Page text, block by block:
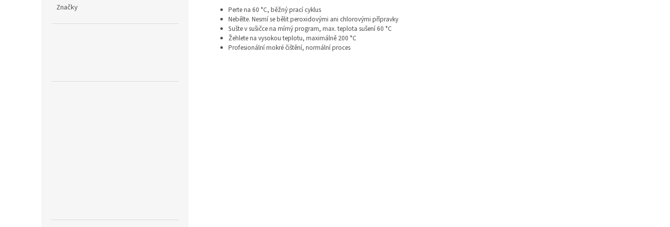
Značky
Perte na 60 °C, běžný prací cyklus
Nebělte. Nesmí se bělit peroxidovými ani chlorovými přípravky
Sušte v sušičce na mírný program, max. teplota sušení 60 °C
Žehlete na vysokou teplotu, maximálně 200 °C
Profesionální mokré čištění, normální proces